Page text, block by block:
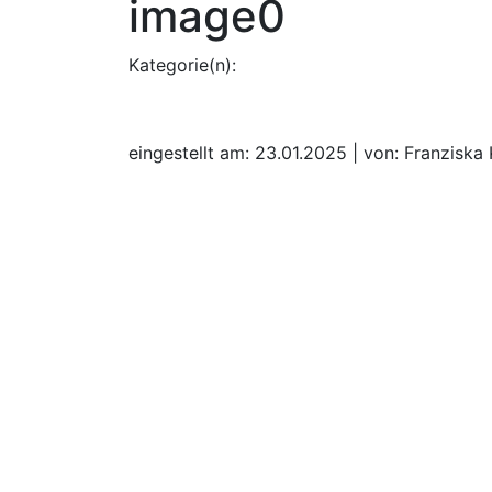
image0
Kategorie(n):
eingestellt am: 23.01.2025 | von: Franziska